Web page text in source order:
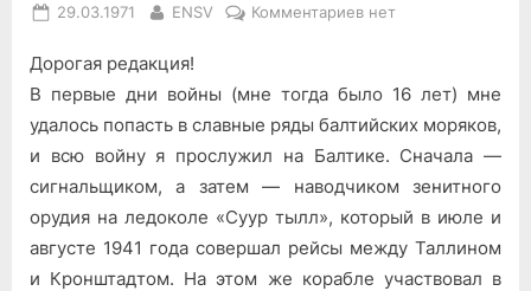
Posted
29.03.1971 By
ENSV Комментариевк
почты
экспедиции
нет
Дорогая редакция!
В первые дни войны (мне тогда было 16 лет) мне
удалось попасть в славные ряды балтийских моряков,
и всю войну я прослужил на Балтике. Сначала —
сигнальщиком, а затем — наводчиком зенитного
орудия на ледоколе «Суур тылл», который в июле и
августе 1941 года совершал рейсы между Таллином
и Кронштадтом. На этом же корабле участвовал в